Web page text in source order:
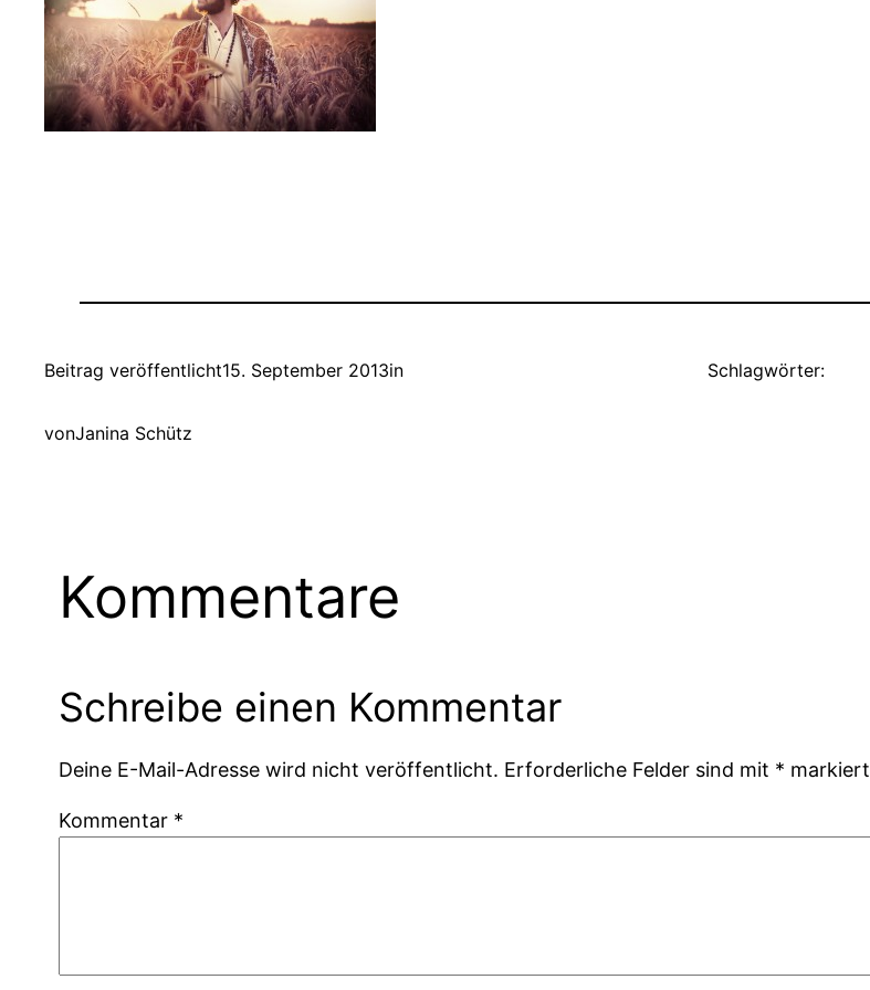
Beitrag veröffentlicht15. September 2013in
vonJanina Schütz
Schlagwörter:
Kommentare
Schreibe einen Kommentar
Deine E-Mail-Adresse wird nicht veröffentlicht. Erforderliche Felder sind mit * markiert
Kommentar *